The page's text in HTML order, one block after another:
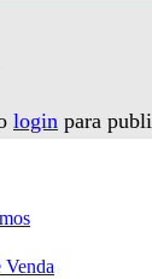
login para
Venda